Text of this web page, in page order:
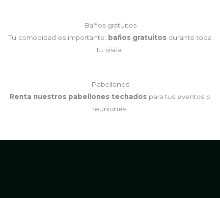
Baños gratuitos
Tu comodidad es importante: baños gratuitos durante toda
tu visita.
Pabellones
Renta nuestros pabellones techados para tus eventos o
reuniones.